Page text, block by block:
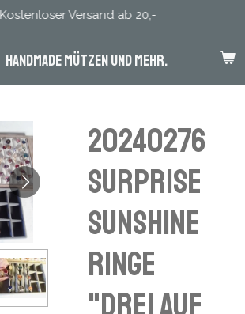
Handmade Mützen und mehr.
Kostenloser Versand ab 20,-
20240276
Surprise
Sunshine
Ringe
"Drei auf